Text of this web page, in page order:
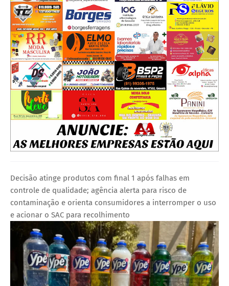
Decisão atinge produtos com final 1 após falhas em
controle de qualidade; agência alerta para risco de
contaminação e orienta consumidores a interromper o uso
e acionar o SAC para recolhimento